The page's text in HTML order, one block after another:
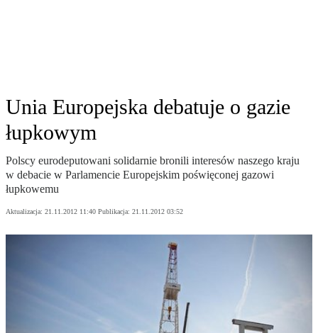
Unia Europejska debatuje o gazie
łupkowym
Polscy eurodeputowani solidarnie bronili interesów naszego kraju
w debacie w Parlamencie Europejskim poświęconej gazowi
łupkowemu
Aktualizacja: 21.11.2012 11:40 Publikacja: 21.11.2012 03:52